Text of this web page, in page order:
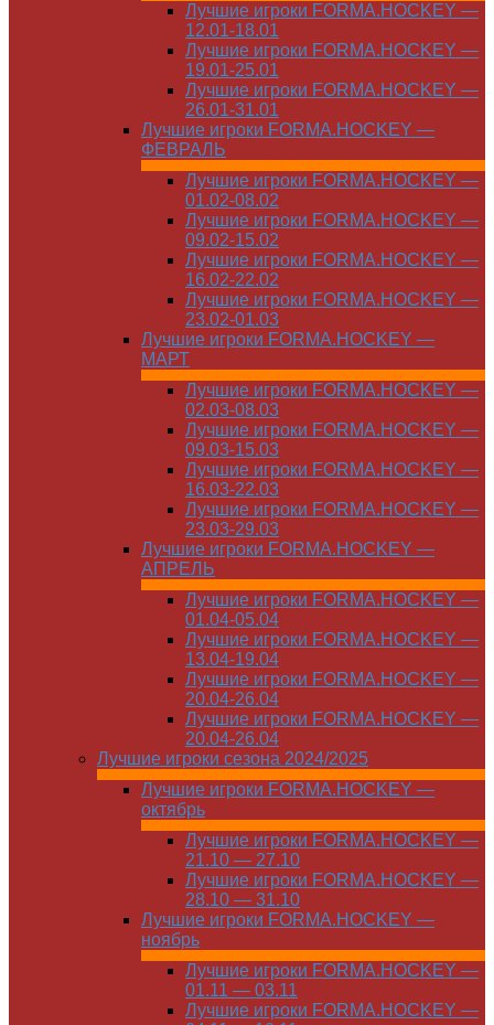
Лучшие игроки FORMA.HOCKEY —
12.01-18.01
Лучшие игроки FORMA.HOCKEY —
19.01-25.01
Лучшие игроки FORMA.HOCKEY —
26.01-31.01
Лучшие игроки FORMA.HOCKEY —
ФЕВРАЛЬ
Лучшие игроки FORMA.HOCKEY —
01.02-08.02
Лучшие игроки FORMA.HOCKEY —
09.02-15.02
Лучшие игроки FORMA.HOCKEY —
16.02-22.02
Лучшие игроки FORMA.HOCKEY —
23.02-01.03
Лучшие игроки FORMA.HOCKEY —
МАРТ
Лучшие игроки FORMA.HOCKEY —
02.03-08.03
Лучшие игроки FORMA.HOCKEY —
09.03-15.03
Лучшие игроки FORMA.HOCKEY —
16.03-22.03
Лучшие игроки FORMA.HOCKEY —
23.03-29.03
Лучшие игроки FORMA.HOCKEY —
АПРЕЛЬ
Лучшие игроки FORMA.HOCKEY —
01.04-05.04
Лучшие игроки FORMA.HOCKEY —
13.04-19.04
Лучшие игроки FORMA.HOCKEY —
20.04-26.04
Лучшие игроки FORMA.HOCKEY —
20.04-26.04
Лучшие игроки сезона 2024/2025
Лучшие игроки FORMA.HOCKEY —
октябрь
Лучшие игроки FORMA.HOCKEY —
21.10 — 27.10
Лучшие игроки FORMA.HOCKEY —
28.10 — 31.10
Лучшие игроки FORMA.HOCKEY —
ноябрь
Лучшие игроки FORMA.HOCKEY —
01.11 — 03.11
Лучшие игроки FORMA.HOCKEY —